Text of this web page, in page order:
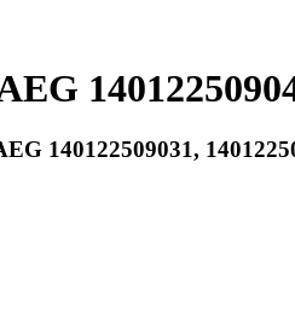
140122509031,